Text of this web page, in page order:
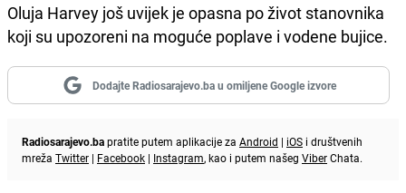
Oluja Harvey još uvijek je opasna po život stanovnika
koji su upozoreni na moguće poplave i vodene bujice.
Dodajte Radiosarajevo.ba u omiljene Google izvore
Radiosarajevo.bapratite putem aplikacije za Android | iOS i društvenih
mreža Twitter | Facebook | Instagram, kao i putem našeg ViberChata.